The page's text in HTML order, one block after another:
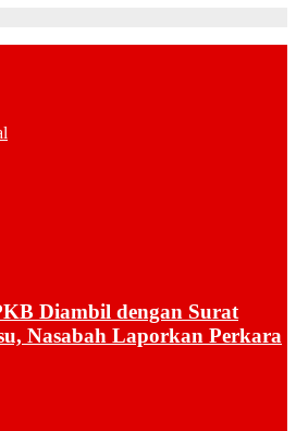
Diambil dengan Surat
Nasabah Laporkan Perkara